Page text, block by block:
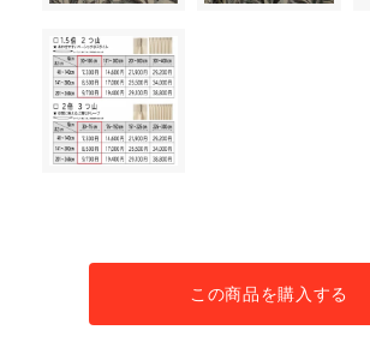
この商品を購入する